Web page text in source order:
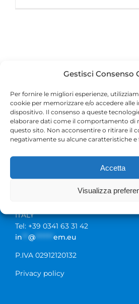
Gestisci Consenso
Per fornire le migliori esperienze,
cookie per memorizzare e/o accedere alle
dispositivo. Il consenso a queste
elaborare dati come il comportamento di
questo sito. Non acconsentire o ritirare il
negativamente su alcune caratteristiche e
Accetta
Visualizza
Vuoi condividere questa
pagina?
Via Alla Spiaggia, 7/a
ITALY
Tel: +39 0341 63 31 42
in
@ ****** em.eu
P.IVA 02912120132
Privacy policy